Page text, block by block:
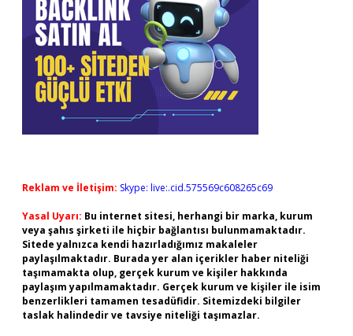
Reklam ve İletişim: Skype: live:.cid.575569c608265c69
Yasal Uyarı: Bu internet sitesi, herhangi bir marka, kurum
veya şahıs şirketi ile hiçbir bağlantısı bulunmamaktadır.
Sitede yalnızca kendi hazırladığımız makaleler
paylaşılmaktadır. Burada yer alan içerikler haber niteliği
taşımamakta olup, gerçek kurum ve kişiler hakkında
paylaşım yapılmamaktadır. Gerçek kurum ve kişiler ile isim
benzerlikleri tamamen tesadüfidir. Sitemizdeki bilgiler
taslak halindedir ve tavsiye niteliği taşımazlar.